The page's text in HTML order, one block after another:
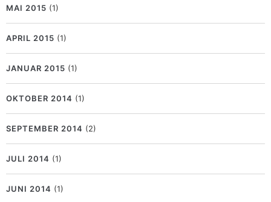
MAI 2015 (1)
APRIL 2015 (1)
JANUAR 2015 (1)
OKTOBER 2014 (1)
SEPTEMBER 2014 (2)
JULI 2014 (1)
JUNI 2014 (1)